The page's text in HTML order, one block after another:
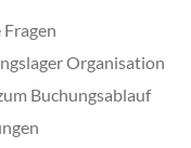
Organisation
Buchungsablauf